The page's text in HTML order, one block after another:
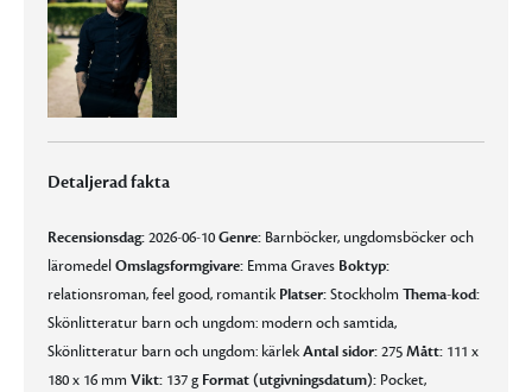
Detaljerad fakta
Recensionsdag:2026-06-10Genre: Barnböcker, ungdomsböcker och
läromedel Omslagsformgivare: Emma Graves Boktyp:
relationsroman, feel good, romantik Platser:StockholmThema-kod:
Skönlitteratur barn och ungdom: modern och samtida,
Skönlitteratur barn och ungdom: kärlekAntal sidor:275Mått: 111 x
180 x 16 mmVikt: 137 g Format (utgivningsdatum): Pocket,